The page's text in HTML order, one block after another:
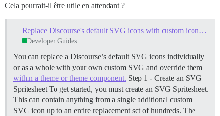
Cela pourrait-il être utile en attendant ?
Replace Discourse's default SVG icons with custom icons in a theme
Developer Guides
You can replace a Discourse’s default SVG icons individually
or as a whole with your own custom SVG and override them
within a theme or theme component. Step 1 - Create an SVG
Spritesheet To get started, you must create an SVG Spritesheet.
This can contain anything from a single additional custom
SVG icon up to an entire replacement set of hundreds. The